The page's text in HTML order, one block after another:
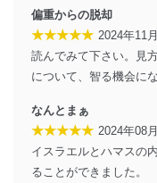
得・利用・提供を
個人情報は、同意
供・開示は行いま
みを確実にするた
ます。また、目的
法令遵守
当社は、個人情報
その他の規範を遵
偏重からの脱却
★★★★★ 2024年11
読んでみて下さい。見
について、智る機会に
なんとまぁ
★★★★★ 2024年08
イスラエルとハマスの
ることができました。